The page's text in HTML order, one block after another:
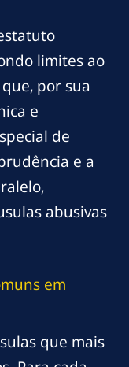
limites ao
por sua
e
de
e a
abusivas
em
que mais